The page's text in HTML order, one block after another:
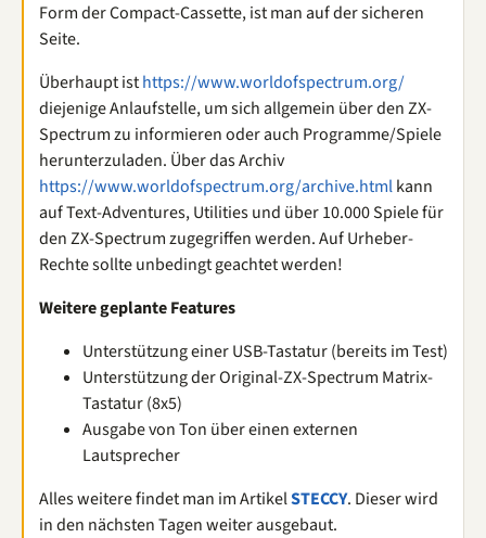
Form der Compact-Cassette, ist man auf der sicheren
Seite.
Überhaupt isthttps://www.worldofspectrum.org/
diejenige Anlaufstelle, um sich allgemein über den ZX-
Spectrum zu informieren oder auch Programme/Spiele
herunterzuladen. Über das Archiv
https://www.worldofspectrum.org/archive.htmlkann
auf Text-Adventures, Utilities und über 10.000 Spiele für
den ZX-Spectrum zugegriffen werden. Auf Urheber-
Rechte sollte unbedingt geachtet werden!
Weitere geplante Features
Unterstützung einer USB-Tastatur (bereits im Test)
Unterstützung der Original-ZX-Spectrum Matrix-
Tastatur (8x5)
Ausgabe von Ton über einen externen
Lautsprecher
Alles weitere findet man im ArtikelSTECCY. Dieser wird
in den nächsten Tagen weiter ausgebaut.